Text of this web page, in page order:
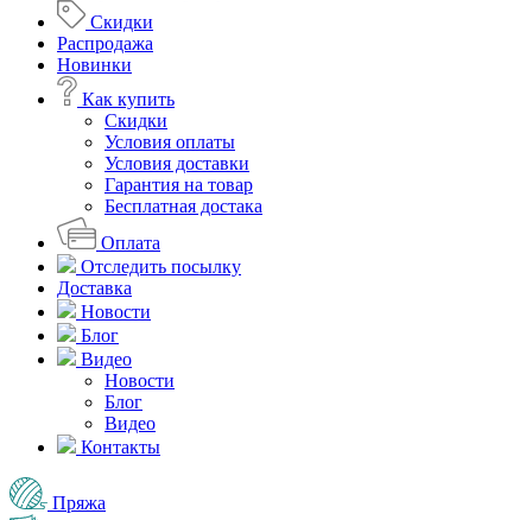
Скидки
Распродажа
Новинки
Как купить
Скидки
Условия оплаты
Условия доставки
Гарантия на товар
Бесплатная достака
Оплата
Отследить посылку
Доставка
Новости
Блог
Видео
Новости
Блог
Видео
Контакты
Пряжа